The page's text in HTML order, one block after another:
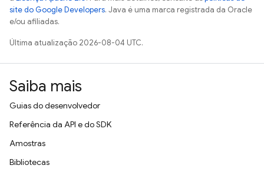
site do Google Developers. Java é uma marca registrada da Oracle
e/ou afiliadas.
Última atualização 2026-08-04 UTC.
Saiba mais
Guias do desenvolvedor
Referência da API e do SDK
Amostras
Bibliotecas